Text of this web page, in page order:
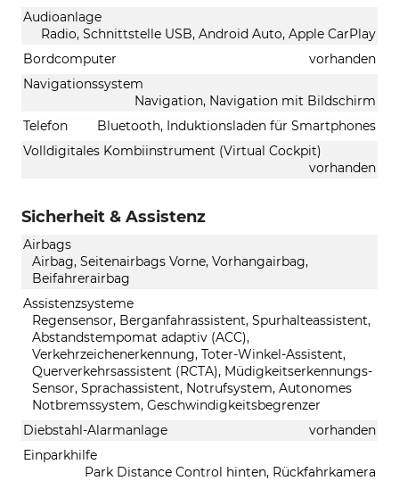
Audioanlage
Radio, Schnittstelle USB, Android Auto, Apple CarPlay
Bordcomputer
vorhanden
Navigationssystem
Navigation, Navigation mit Bildschirm
Telefon
Bluetooth, Induktionsladen für Smartphones
Volldigitales Kombiinstrument (Virtual Cockpit)
vorhanden
Sicherheit & Assistenz
Airbags
Airbag, Seitenairbags Vorne, Vorhangairbag,
Beifahrerairbag
Assistenzsysteme
Regensensor, Berganfahrassistent, Spurhalteassistent,
Abstandstempomat adaptiv (ACC),
Verkehrzeichenerkennung, Toter-Winkel-Assistent,
Querverkehrsassistent (RCTA), Müdigkeitserkennungs-
Sensor, Sprachassistent, Notrufsystem, Autonomes
Notbremssystem, Geschwindigkeitsbegrenzer
Diebstahl-Alarmanlage
vorhanden
Einparkhilfe
Park Distance Control hinten, Rückfahrkamera